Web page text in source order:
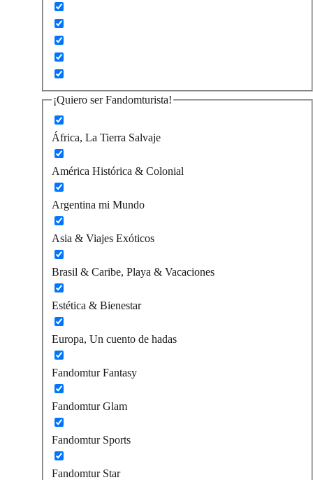
¡Quiero ser Fandomturista!
África, La Tierra Salvaje
América Histórica & Colonial
Argentina mi Mundo
Asia & Viajes Exóticos
Brasil & Caribe, Playa & Vacaciones
Estética & Bienestar
Europa, Un cuento de hadas
Fandomtur Fantasy
Fandomtur Glam
Fandomtur Sports
Fandomtur Star